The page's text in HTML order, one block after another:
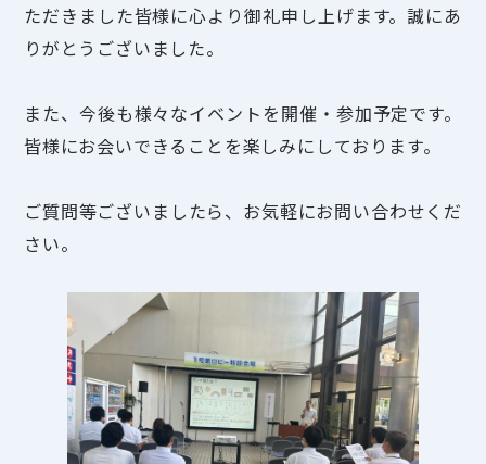
ただきました皆様に心より御礼申し上げます。誠にあ
りがとうございました。
また、今後も様々なイベントを開催・参加予定です。
皆様にお会いできることを楽しみにしております。
ご質問等ございましたら、お気軽にお問い合わせくだ
さい。